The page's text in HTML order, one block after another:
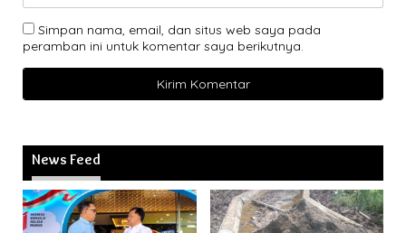
Simpan nama, email, dan situs web saya pada
peramban ini untuk komentar saya berikutnya.
News Feed